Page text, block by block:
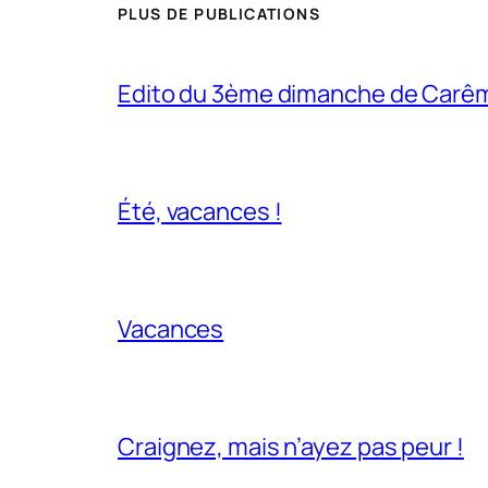
PLUS DE PUBLICATIONS
Edito du 3ème dimanche de
Été, vacances !
Vacances
Craignez, mais n’ayez pas peur !